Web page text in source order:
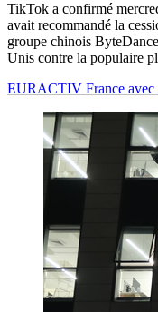
TikTok a confirmé
avait recommandé la
groupe chinois
Unis contre la populaire
EURACTIV France avec